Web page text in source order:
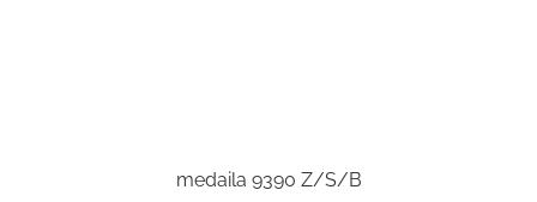
medaila 9390 Z/S/B